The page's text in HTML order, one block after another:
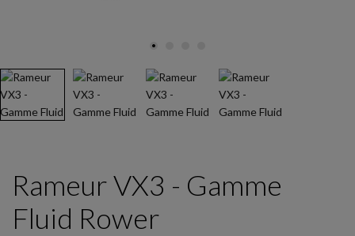
Rameur VX3 - Gamme
Fluid Rower